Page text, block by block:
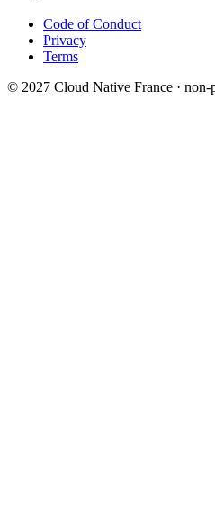
Code of Conduct
Privacy
Terms
© 2027 Cloud Native France ·